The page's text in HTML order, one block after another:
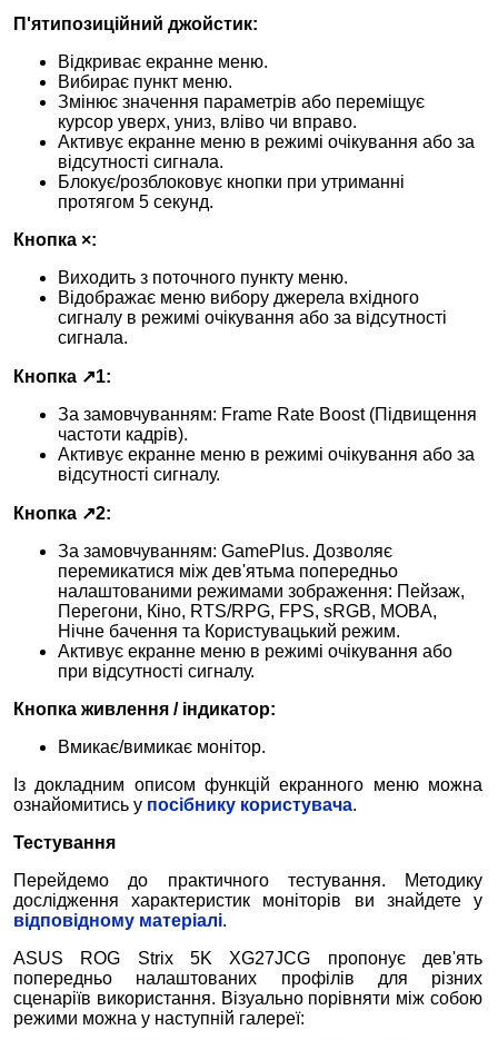
П'ятипозиційний джойстик:
Відкриває екранне меню.
Вибирає пункт меню.
Змінює значення параметрів або переміщує
курсор уверх, униз, вліво чи вправо.
Активує екранне меню в режимі очікування або за
відсутності сигнала.
Блокує/розблоковує кнопки при утриманні
протягом 5 секунд.
Кнопка ×:
Виходить з поточного пункту меню.
Відображає меню вибору джерела вхідного
сигналу в режимі очікування або за відсутності
сигнала.
Кнопка ↗1:
За замовчуванням: Frame Rate Boost (Підвищення
частоти кадрів).
Активує екранне меню в режимі очікування або за
відсутності сигналу.
Кнопка ↗2:
За замовчуванням: GamePlus. Дозволяє
перемикатися між дев'ятьма попередньо
налаштованими режимами зображення: Пейзаж,
Перегони, Кіно, RTS/RPG, FPS, sRGB, MOBA,
Нічне бачення та Користувацький режим.
Активує екранне меню в режимі очікування або
при відсутності сигналу.
Кнопка живлення / індикатор:
Вмикає/вимикає монітор.
Із докладним описом функцій екранного меню можна
ознайомитись у посібнику користувача.
Тестування
Перейдемо до практичного тестування. Методику
дослідження характеристик моніторів ви знайдете у
відповідному матеріалі.
ASUS ROG Strix 5K XG27JCG пропонує дев'ять
попередньо налаштованих профілів для різних
сценаріїв використання. Візуально порівняти між собою
режими можна у наступній галереї: